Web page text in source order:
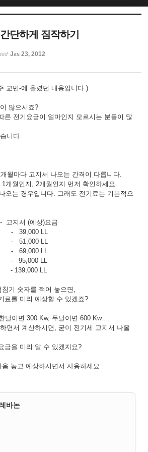
단하게 짐작하기
Jan 23, 2012
교민-에 올렸던 내용입니다.)
많으시죠?
른 전기요금이 얼마인지 모르시는 분들이 많
니다.
월마다 고지서 나오는 간격이 다릅니다.
개월인지, 2개월인지 먼저 확인하세요.
오는 경우입니다. 그래도 전기료는 기본적으
고지서 (예상)요금
LL
LL
LL
LL
LL
기 숫자를 적어 놓으면,
료를 미리 예상할 수 있겠죠?
달이면 300 Kw, 두달이면 600 Kw....
면서 계산하시면, 굳이 전기세 고지서 나올
금을 미리 알 수 있겠지요?
놓고 예상하시면서 사용하세요.
바논
스케치북5
스케치북5